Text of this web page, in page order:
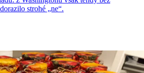
strohé „ne“.